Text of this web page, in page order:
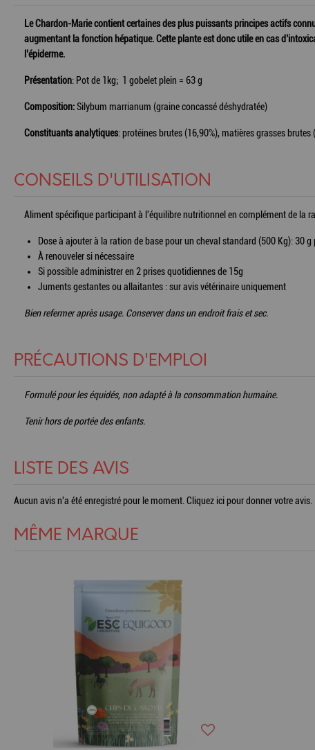
Le Chardon-Marie contient certaines des plus puissants principes actifs
augmentant la fonction hépatique. Cette plante est donc utile en cas
l’épiderme.
Présentation: Pot de 1kg; 1 gobelet plein = 63 g
Composition:Silybum marrianum (graine concassé déshydratée)
Constituants analytiques: protéines brutes (16,90%), matières grasses
CONSEILS D'UTILISATION
Aliment spécifique participant à l'équilibre nutritionnel en complément de la
Dose à ajouter à la ration de base pour un cheval standard (500 Kg): 30
À renouveler si nécessaire
Si possible administrer en 2 prises quotidiennes de 15g
Juments gestantes ou allaitantes : sur avis vétérinaire uniquement
Bien refermer après usage. Conserver dans un endroit frais et sec.
PRÉCAUTIONS D'EMPLOI
Formulé pour les équidés, non adapté à la consommation humaine.
Tenir hors de portée des enfants.
LISTE DES AVIS
Aucun avis n'a été enregistré pour le moment. Cliquez ici pour donner votre avis.
MÊME MARQUE